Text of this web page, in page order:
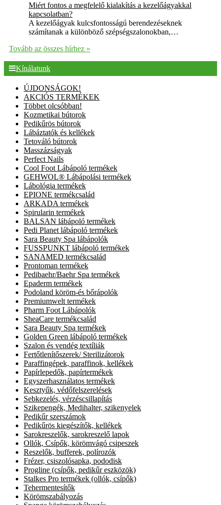
Miért fontos a megfelelő kialakítás a kezelőágyakkal
kapcsolatban?
A kezelőágyak kulcsfontosságú berendezéseknek
számítanak a különböző szépségszalonokban,…
Tovább az összes hírhez »
Kínálatunk
ÚJDONSÁGOK!
AKCIÓS TERMÉKEK
Többet olcsóbban!
Kozmetikai bútorok
Pedikűrös bútorok
Lábáztatók és kellékek
Tetováló bútorok
Masszázságyak
Perfect Nails
Cool Foot Lábápoló termékek
GEHWOL® Lábápolási termékek
Lábológia termékek
EPIONE termékcsalád
ARKADA termékek
Spirularin termékek
BALSAN lábápoló termékek
Pedi Planet lábápoló termékek
Sara Beauty Spa lábápolók
FUSSPUNKT lábápoló termékek
SANAMED termékcsalád
Prontoman termékek
Pedibaehr/Baehr Spa termékek
Epaderm termékek
Podoland köröm-és bőrápolók
Premiumwelt termékek
Pharm Foot Lábápolók
SheaCare termékcsalád
Sara Beauty Spa termékek
Golden Green lábápoló termékek
Szalon és vendég textíliák
Fertőtlenítőszerek/ Sterilizátorok
Paraffingépek, paraffinok, kellékek
Papírlepedők, papírtermékek
Egyszerhasználatos termékek
Kesztyűk, védőfelszerelések
Sebkezelés, vérzéscsillapítás
Szikepengék, Medihalter, szikenyelek
Pedikűr szerszámok
Pedikűrös kiegészítők, kellékek
Sarokreszelők, sarokreszelő lapok
Ollók, Csípők, körömvágó csipeszek
Reszelők, bufferek, polírozók
Frézer, csiszolósapka, pododisk
Progline (csípők, pedikűr eszközök)
Stalkes Pro termékek (ollók, csípők)
Tehermentesítők
Körömszabályozás